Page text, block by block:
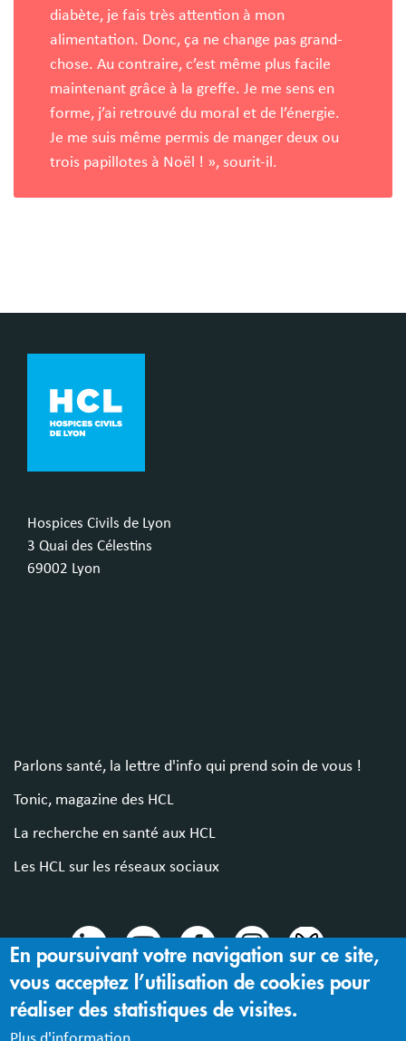
diabète, je fais très attention à mon
alimentation. Donc, ça ne change pas grand-
chose. Au contraire, c’est même plus facile
maintenant grâce à la greffe. Je me sens en
forme, j’ai retrouvé du moral et de l’énergie.
Je me suis même permis de manger deux ou
trois papillotes à Noël ! », sourit-il.
Hospices Civils de Lyon
3 Quai des Célestins
69002 Lyon
Parlons santé, la lettre d'info qui prend soin de vous !
Tonic, magazine des HCL
La recherche en santé aux HCL
Les HCL sur les réseaux sociaux
Mentions légales |
Accessibilité : partiellement conforme
En poursuivant votre navigation sur ce site,
vous acceptez l’utilisation de cookies pour
réaliser des statistiques de visites.